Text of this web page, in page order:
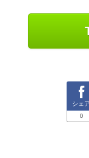
シェア
0